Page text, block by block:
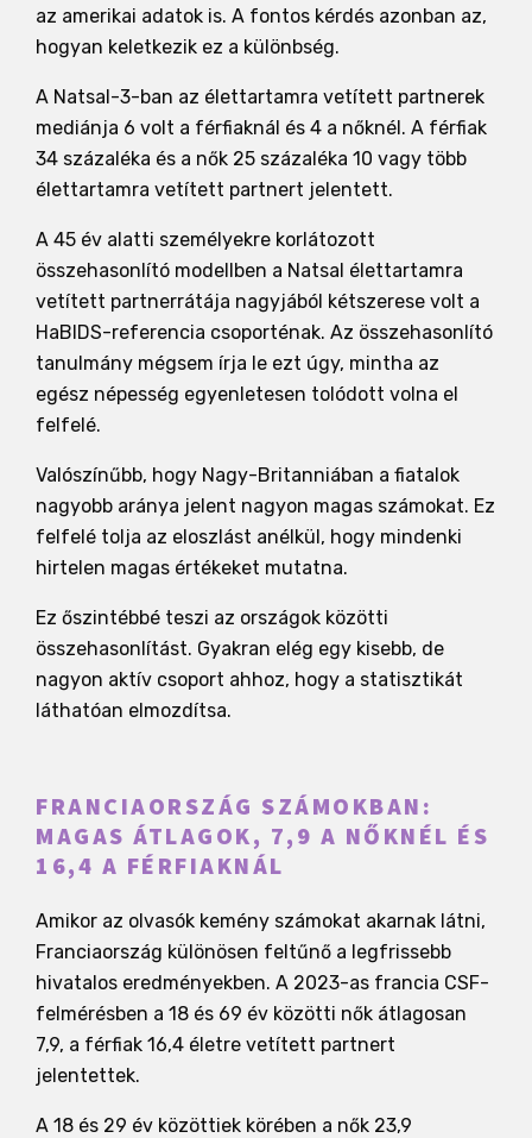
az amerikai adatok is. A fontos kérdés azonban az,
hogyan keletkezik ez a különbség.
A Natsal-3-ban az élettartamra vetített partnerek
mediánja 6 volt a férfiaknál és 4 a nőknél. A férfiak
34 százaléka és a nők 25 százaléka 10 vagy több
élettartamra vetített partnert jelentett.
A 45 év alatti személyekre korlátozott
összehasonlító modellben a Natsal élettartamra
vetített partnerrátája nagyjából kétszerese volt a
HaBIDS-referencia csoporténak. Az összehasonlító
tanulmány mégsem írja le ezt úgy, mintha az
egész népesség egyenletesen tolódott volna el
felfelé.
Valószínűbb, hogy Nagy-Britanniában a fiatalok
nagyobb aránya jelent nagyon magas számokat. Ez
felfelé tolja az eloszlást anélkül, hogy mindenki
hirtelen magas értékeket mutatna.
Ez őszintébbé teszi az országok közötti
összehasonlítást. Gyakran elég egy kisebb, de
nagyon aktív csoport ahhoz, hogy a statisztikát
láthatóan elmozdítsa.
FRANCIAORSZÁG SZÁMOKBAN:
MAGAS ÁTLAGOK, 7,9 A NŐKNÉL ÉS
16,4 A FÉRFIAKNÁL
Amikor az olvasók kemény számokat akarnak látni,
Franciaország különösen feltűnő a legfrissebb
hivatalos eredményekben. A 2023-as francia CSF-
felmérésben a 18 és 69 év közötti nők átlagosan
7,9, a férfiak 16,4 életre vetített partnert
jelentettek.
A 18 és 29 év közöttiek körében a nők 23,9